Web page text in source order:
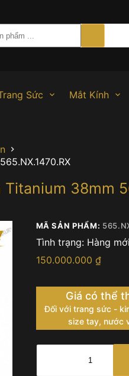
Sức Mắt Kính
38mm
MÃ SẢN PHẨM:
Tình trạng: Hàng mới
150.000.000 ₫
Giá có thể
Đối với trang sức -
size tay, nước
Đồng